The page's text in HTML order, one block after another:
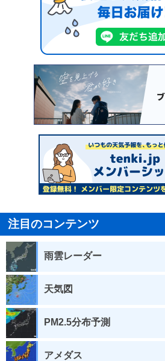
注目のコンテンツ
雨雲レーダー
天気図
PM2.5分布予測
アメダス